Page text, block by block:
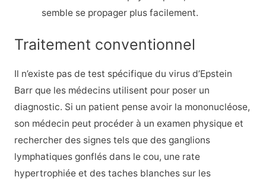
semble se propager plus facilement.
Traitement conventionnel
Il n’existe pas de test spécifique du virus d’Epstein
Barr que les médecins utilisent pour poser un
diagnostic. Si un patient pense avoir la mononucléose,
son médecin peut procéder à un examen physique et
rechercher des signes tels que des ganglions
lymphatiques gonflés dans le cou, une rate
hypertrophiée et des taches blanches sur les